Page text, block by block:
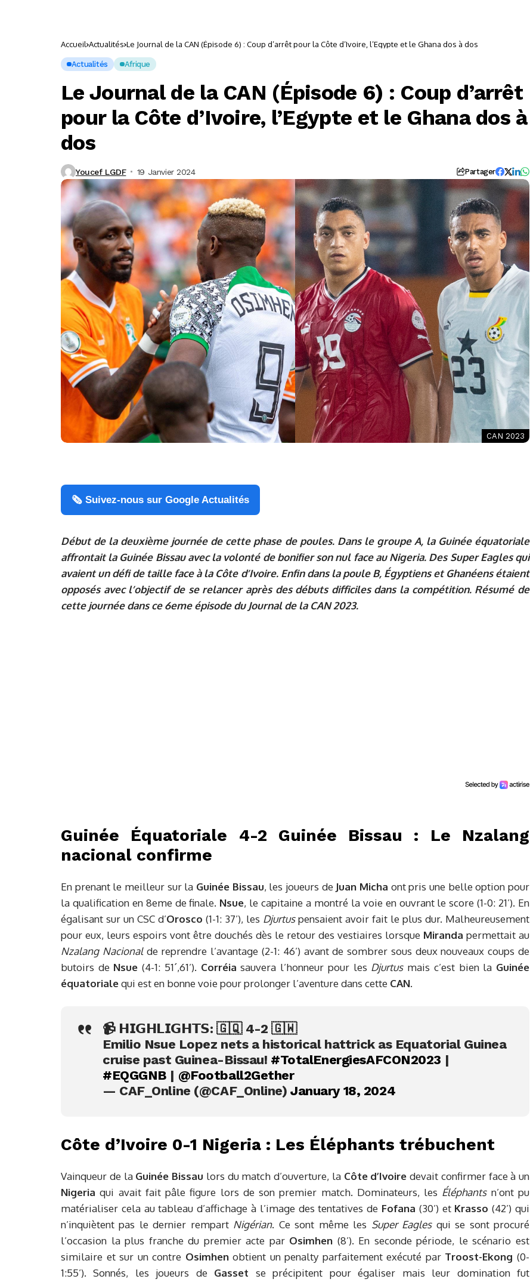
Accueil Actualités Le Journal de la CAN (Épisode 6) : Coup d’arrêt pour la Côte d’Ivoire, l’Egypte et le Ghana dos à dos
Actualités Afrique
Le Journal de la CAN (Épisode 6) : Coup d’arrêt
pour la Côte d’Ivoire, l’Egypte et le Ghana dos à
dos
Youcef LGDF 19 Janvier 2024 Partager
CAN 2023
🗞️ Suivez-nous sur Google Actualités
Début de la deuxième journée de cette phase de poules. Dans le groupe A, la Guinée équatoriale
affrontait la Guinée Bissau avec la volonté de bonifier son nul face au Nigeria. Des Super Eagles qui
avaient un défi de taille face à la Côte d’Ivoire. Enfin dans la poule B, Égyptiens et Ghanéens étaient
opposés avec l’objectif de se relancer après des débuts difficiles dans la compétition. Résumé de
cette journée dans ce 6eme épisode du Journal de la CAN 2023.
Guinée Équatoriale 4-2 Guinée Bissau : Le Nzalang
nacional confirme
En prenant le meilleur sur la Guinée Bissau, les joueurs de Juan Micha ont pris une belle option pour
la qualification en 8eme de finale. Nsue, le capitaine a montré la voie en ouvrant le score (1-0: 21’). En
égalisant sur un CSC d’Orosco (1-1: 37’), les Djurtuspensaient avoir fait le plus dur. Malheureusement
pour eux, leurs espoirs vont être douchés dès le retour des vestiaires lorsque Miranda permettait au
Nzalang Nacionalde reprendre l’avantage (2-1: 46’) avant de sombrer sous deux nouveaux coups de
butoirs de Nsue (4-1: 51´,61’). Corréia sauvera l’honneur pour les Djurtusmais c’est bien la Guinée
équatorialequi est en bonne voie pour prolonger l’aventure dans cette CAN.
📹 𝗛𝗜𝗚𝗛𝗟𝗜𝗚𝗛𝗧𝗦: 🇬🇶 4-2 🇬🇼
Emilio Nsue Lopez nets a historical hattrick as Equatorial Guinea
cruise past Guinea-Bissau! #TotalEnergiesAFCON2023 |
#EQGGNB | @Football2Gether
— CAF_Online (@CAF_Online)January 18, 2024
Côte d’Ivoire 0-1 Nigeria : Les Éléphants trébuchent
Vainqueur de la Guinée Bissau lors du match d’ouverture, laCôte d’Ivoire devait confirmer face à un
Nigeria qui avait fait pâle figure lors de son premier match. Dominateurs, les Éléphantsn’ont pu
matérialiser cela au tableau d’affichage à l’image des tentatives de Fofana (30’) et Krasso (42’) qui
n’inquiètent pas le dernier rempart Nigérian. Ce sont même les Super Eaglesqui se sont procuré
l’occasion la plus franche du premier acte par Osimhen (8’). En seconde période, le scénario est
similaire et sur un contre Osimhenobtient un penalty parfaitement exécuté par Troost-Ekong (0-
1:55’). Sonnés, les joueurs de Gasset se précipitent pour égaliser mais leur domination fut